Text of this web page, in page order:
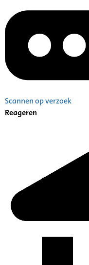
Scannen op verzoek
Reageren